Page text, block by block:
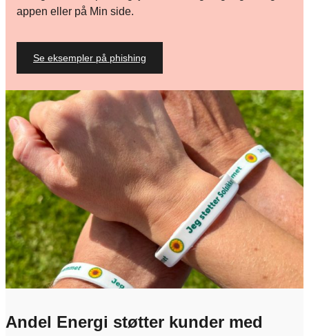
appen eller på Min side.
Se eksempler på phishing
Andel Energi støtter kunder med